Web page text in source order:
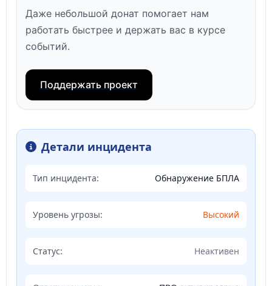
Даже небольшой донат помогает нам
работать быстрее и держать вас в курсе
событий.
Поддержать проект
Детали инцидента
Тип инцидента: Обнаружение БПЛА
Уровень угрозы: Высокий
Статус: Неактивен